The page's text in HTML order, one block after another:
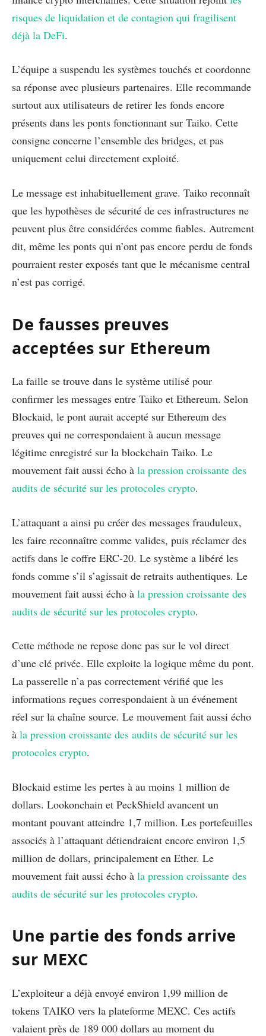
risques de liquidation et de contagion qui fragilisent
déjà la DeFi.
L’équipe a suspendu les systèmes touchés et coordonne
sa réponse avec plusieurs partenaires. Elle recommande
surtout aux utilisateurs de retirer les fonds encore
présents dans les ponts fonctionnant sur Taiko. Cette
consigne concerne l’ensemble des bridges, et pas
uniquement celui directement exploité.
Le message est inhabituellement grave. Taiko reconnaît
que les hypothèses de sécurité de ces infrastructures ne
peuvent plus être considérées comme fiables. Autrement
dit, même les ponts qui n’ont pas encore perdu de fonds
pourraient rester exposés tant que le mécanisme central
n’est pas corrigé.
De fausses preuves
acceptées sur Ethereum
La faille se trouve dans le système utilisé pour
confirmer les messages entre Taiko et Ethereum. Selon
Blockaid, le pont aurait accepté sur Ethereum des
preuves qui ne correspondaient à aucun message
légitime enregistré sur la blockchain Taiko. Le
mouvement fait aussi écho à la pression croissante des
audits de sécurité sur les protocoles crypto.
L’attaquant a ainsi pu créer des messages frauduleux,
les faire reconnaître comme valides, puis réclamer des
actifs dans le coffre ERC-20. Le système a libéré les
fonds comme s’il s’agissait de retraits authentiques. Le
mouvement fait aussi écho à la pression croissante des
audits de sécurité sur les protocoles crypto.
Cette méthode ne repose donc pas sur le vol direct
d’une clé privée. Elle exploite la logique même du pont.
La passerelle n’a pas correctement vérifié que les
informations reçues correspondaient à un événement
réel sur la chaîne source. Le mouvement fait aussi écho
à la pression croissante des audits de sécurité sur les
protocoles crypto.
Blockaid estime les pertes à au moins 1 million de
dollars. Lookonchain et PeckShield avancent un
montant pouvant atteindre 1,7 million. Les portefeuilles
associés à l’attaquant détiendraient encore environ 1,5
million de dollars, principalement en Ether. Le
mouvement fait aussi écho à la pression croissante des
audits de sécurité sur les protocoles crypto.
Une partie des fonds arrive
sur MEXC
L’exploiteur a déjà envoyé environ 1,99 million de
tokens TAIKO vers la plateforme MEXC. Ces actifs
valaient près de 189 000 dollars au moment du